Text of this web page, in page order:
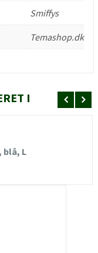
Smiffys
Temashop.dk
I
L